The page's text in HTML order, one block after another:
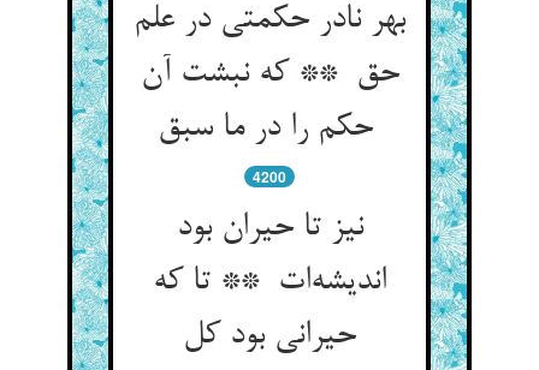
بهر نادر حکمتی در علم
حق ** که نبشت آن
حکم را در ما سبق
4200
نیز تا حیران بود
اندیشه‌ات ** تا که
حیرانی بود کل